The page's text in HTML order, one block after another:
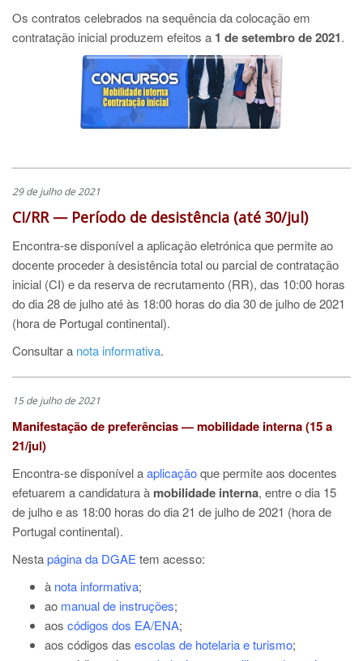
Os contratos celebrados na sequência da colocação em
contratação inicial produzem efeitos a 1 de setembro de 2021.
29 de julho de 2021
CI/RR — Período de desistência (até 30/jul)
Encontra-se disponível a aplicação eletrónica que permite ao
docente proceder à desistência total ou parcial de contratação
inicial (CI) e da reserva de recrutamento (RR), das 10:00 horas
do dia 28 de julho até às 18:00 horas do dia 30 de julho de 2021
(hora de Portugal continental).
Consultar a nota informativa.
15 de julho de 2021
Manifestação de preferências — mobilidade interna (15 a
21/jul)
Encontra-se disponível aaplicaçãoque permite aos docentes
efetuarem a candidatura à mobilidade interna, entre o dia 15
de julho e as 18:00 horas do dia 21 de julho de 2021 (hora de
Portugal continental).
Nestapágina da DGAE tem acesso:
à nota informativa;
ao manual de instruções;
aos códigos dos EA/ENA;
aos códigos das escolas de hotelaria e turismo;